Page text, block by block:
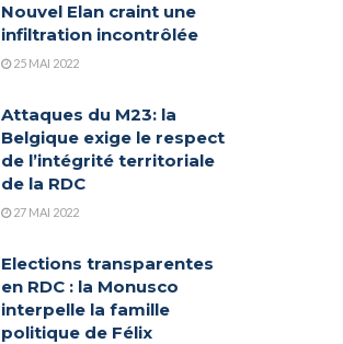
Nouvel Elan craint une
infiltration incontrôlée
25 MAI 2022
Attaques du M23: la
Belgique exige le respect
de l’intégrité territoriale
de la RDC
27 MAI 2022
Elections transparentes
en RDC : la Monusco
interpelle la famille
politique de Félix